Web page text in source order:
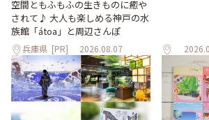
空間ともふもふの生きものに癒や
されて♪ 大人も楽しめる神戸の水
族館「átoa」と周辺さんぽ
兵庫県 [PR] 2026.08.07